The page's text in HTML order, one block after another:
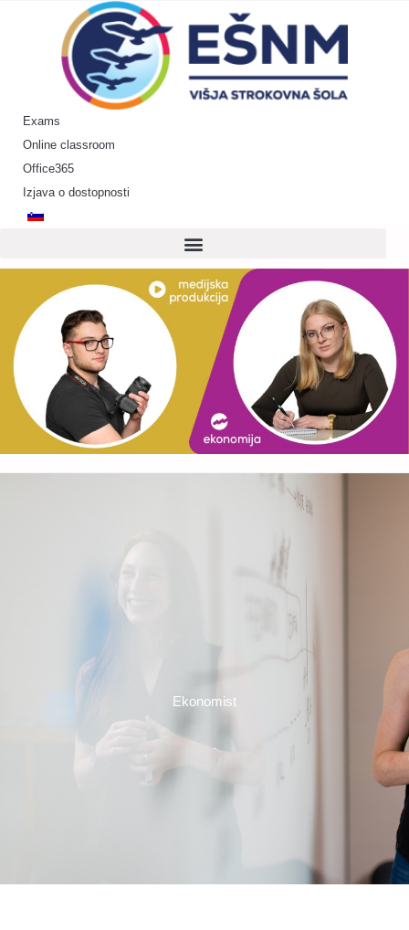
Exams
Online classroom
Office365
Izjava o dostopnosti
Ekonomist